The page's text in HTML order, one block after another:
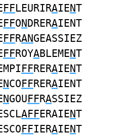
FFLEURIRAIENT
FFONDRERAIENT
FFRANGEASSIEZ
FFROYABLEMENT
FFRERAIENT
NCOFFRERAIENT
NGOUFFRASSIEZ
AFFERAIENT
FFIERAIENT